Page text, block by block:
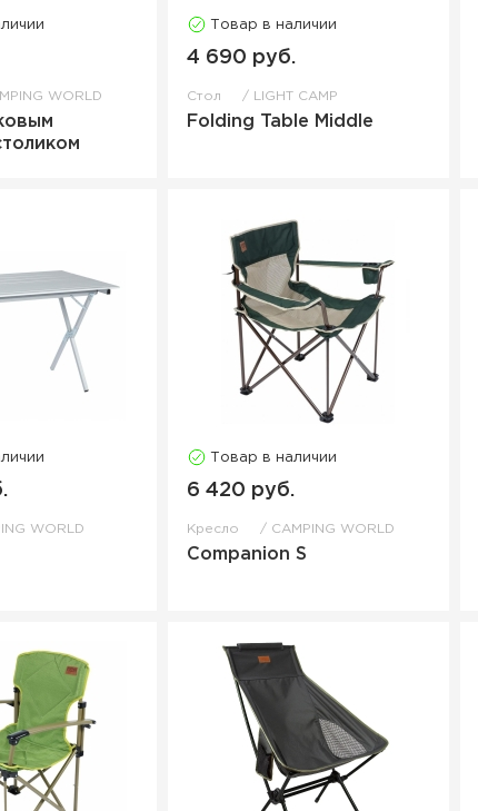
WORLD
Товар в наличии
4 690 руб.
Стол LIGHT CAMP
Folding Table Middle
WORLD
Товар в наличии
6 420 руб.
Кресло CAMPING WORLD
Companion S